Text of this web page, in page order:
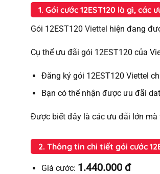
1. Gói cước 12EST120 là gì, các
Gói 12EST120Viettel hiện đang
Cụ thể ưu đãi gói 12EST120 của
Đăng ký gói 12EST120 Viettel
Bạn có thể nhận được ưu đãi
Được biết đây là các ưu đãi lớn mà
2. Thông tin chi tiết gói cước
Giá cước: 1.440.000 đ